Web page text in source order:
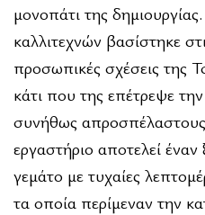
μονοπάτι της
καλλιτεχνών βασίστηκε
προσωπικές σχέσεις της
κάτι που της επέτρεψε
συνήθως
εργαστήριο αποτελεί
γεμάτο με τυχαίες
τα οποία περίμεναν την